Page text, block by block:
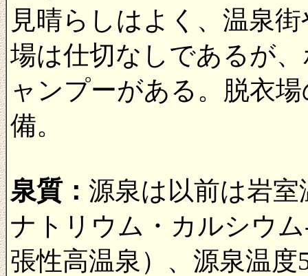
見晴らしはよく、温泉
場は仕切なしであるが
ャンプーがある。脱衣
備。
泉質： 源泉は以前は岩
ナトリウム・カルシウ
張性高温泉）、源泉温